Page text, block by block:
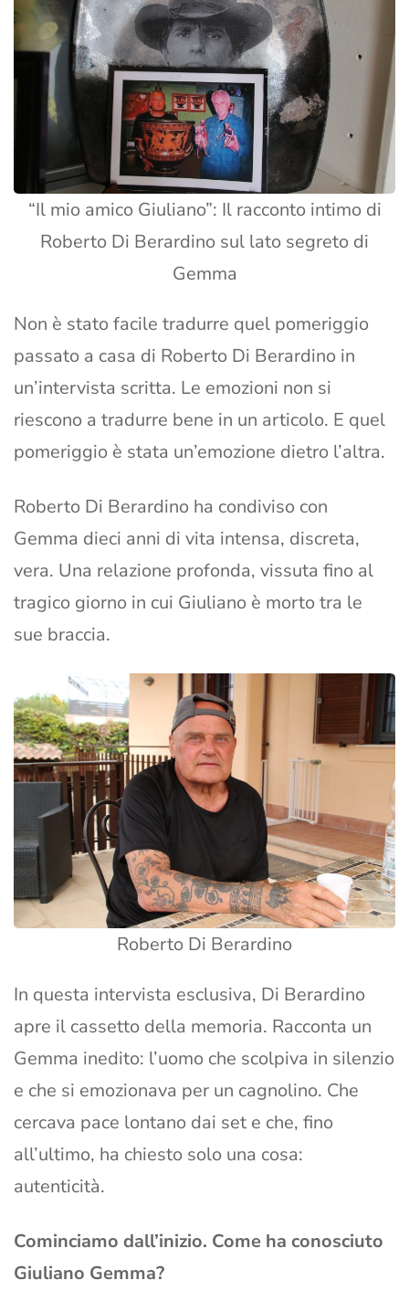
“Il mio amico Giuliano”: Il racconto intimo di
Roberto Di Berardino sul lato segreto di
Gemma
Non è stato facile tradurre quel pomeriggio
passato a casa di Roberto Di Berardino in
un’intervista scritta. Le emozioni non si
riescono a tradurre bene in un articolo. E quel
pomeriggio è stata un’emozione dietro l’altra.
Roberto Di Berardino ha condiviso con
Gemma dieci anni di vita intensa, discreta,
vera. Una relazione profonda, vissuta fino al
tragico giorno in cui Giuliano è morto tra le
sue braccia.
Roberto Di Berardino
In questa intervista esclusiva, Di Berardino
apre il cassetto della memoria. Racconta un
Gemma inedito: l’uomo che scolpiva in silenzio
e che si emozionava per un cagnolino. Che
cercava pace lontano dai set e che, fino
all’ultimo, ha chiesto solo una cosa:
autenticità.
Cominciamo dall’inizio. Come ha conosciuto
Giuliano Gemma?